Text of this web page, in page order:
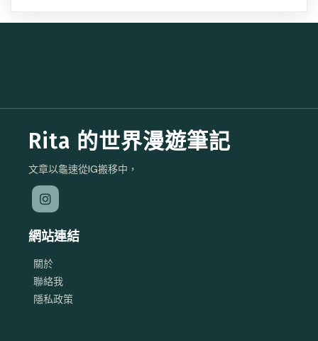
Rita 的世界漫遊筆記
文章以龜速從IG搬移中，
網站連結
關於
聯絡我
隱私政策